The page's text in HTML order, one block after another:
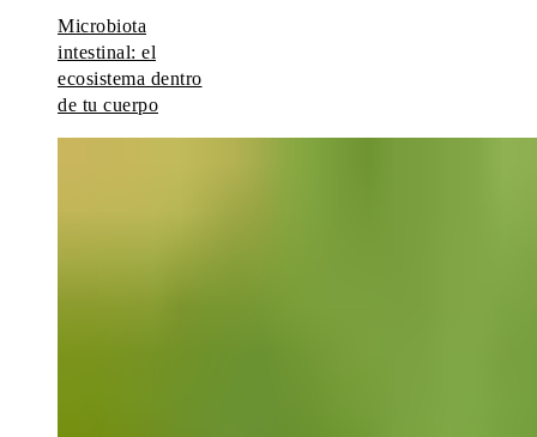
Microbiota
intestinal: el
ecosistema dentro
de tu cuerpo